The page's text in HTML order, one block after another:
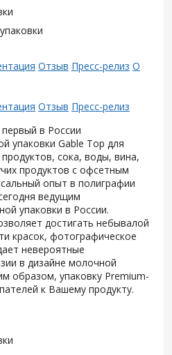
Отзыв Пресс-релиз О
Отзыв Пресс-релиз
в России
упаковки Gable Top для
сока, воды, вина,
продуктов с офсетным
опыт в полиграфии
ведущим
упаковки в России.
достигать небывалой
красок, фотографическое
невероятные
в дизайне молочной
образом, упаковку Premium-
к Вашему продукту.